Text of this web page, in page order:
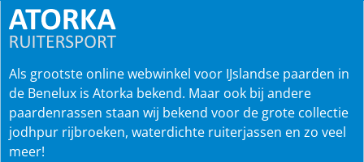
Als grootste online webwinkel voor IJslandse paarden in
de Benelux is Atorka bekend. Maar ook bij andere
paardenrassen staan wij bekend voor de grote collectie
jodhpur rijbroeken, waterdichte ruiterjassen en zo veel
meer!